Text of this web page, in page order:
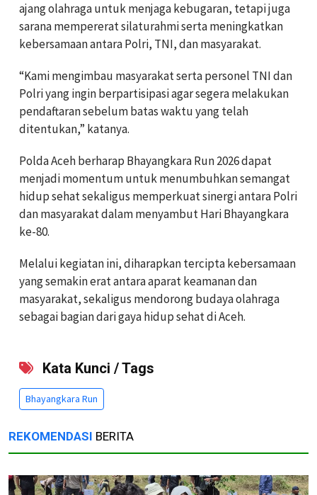
ajang olahraga untuk menjaga kebugaran, tetapi juga
sarana mempererat silaturahmi serta meningkatkan
kebersamaan antara Polri, TNI, dan masyarakat.
“Kami mengimbau masyarakat serta personel TNI dan
Polri yang ingin berpartisipasi agar segera melakukan
pendaftaran sebelum batas waktu yang telah
ditentukan,” katanya.
Polda Aceh berharap Bhayangkara Run 2026 dapat
menjadi momentum untuk menumbuhkan semangat
hidup sehat sekaligus memperkuat sinergi antara Polri
dan masyarakat dalam menyambut Hari Bhayangkara
ke-80.
Melalui kegiatan ini, diharapkan tercipta kebersamaan
yang semakin erat antara aparat keamanan dan
masyarakat, sekaligus mendorong budaya olahraga
sebagai bagian dari gaya hidup sehat di Aceh.
Kata Kunci / Tags
Bhayangkara Run
REKOMENDASI BERITA